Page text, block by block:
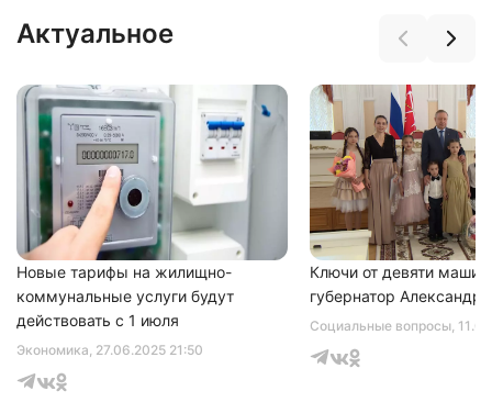
Актуальное
Экономика, 27.06.2025 21:50
Новые тарифы на жилищно-
коммунальные услуги будут
действовать с 1 июля
Социальные вопросы,
Ключи от девяти машин
губернатор Александр
Нажимая на кнопку "Отправить" вы
соглашаетесь сполитикой конфиденциальности